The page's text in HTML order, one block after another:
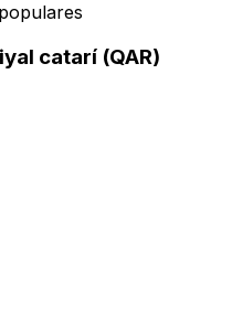
catarí (QAR)